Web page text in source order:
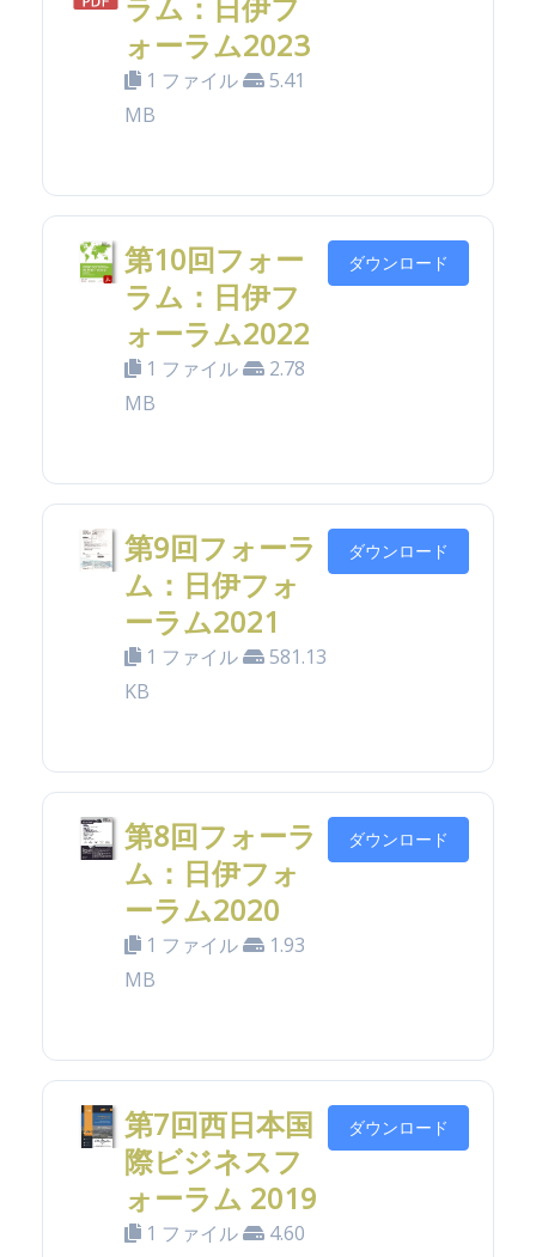
ォーラム2023
1 ファイル
5.41
MB
第10回フォー
ラム：日伊フ
ォーラム2022
1 ファイル
2.78
MB
ダウンロード
第9回フォーラ
ム：日伊フォ
ーラム2021
1 ファイル
581.13
KB
ダウンロード
第8回フォーラ
ム：日伊フォ
ーラム2020
1 ファイル
1.93
MB
ダウンロード
第7回西日本国
際ビジネスフ
ォーラム 2019
1 ファイル
4.60
ダウンロード